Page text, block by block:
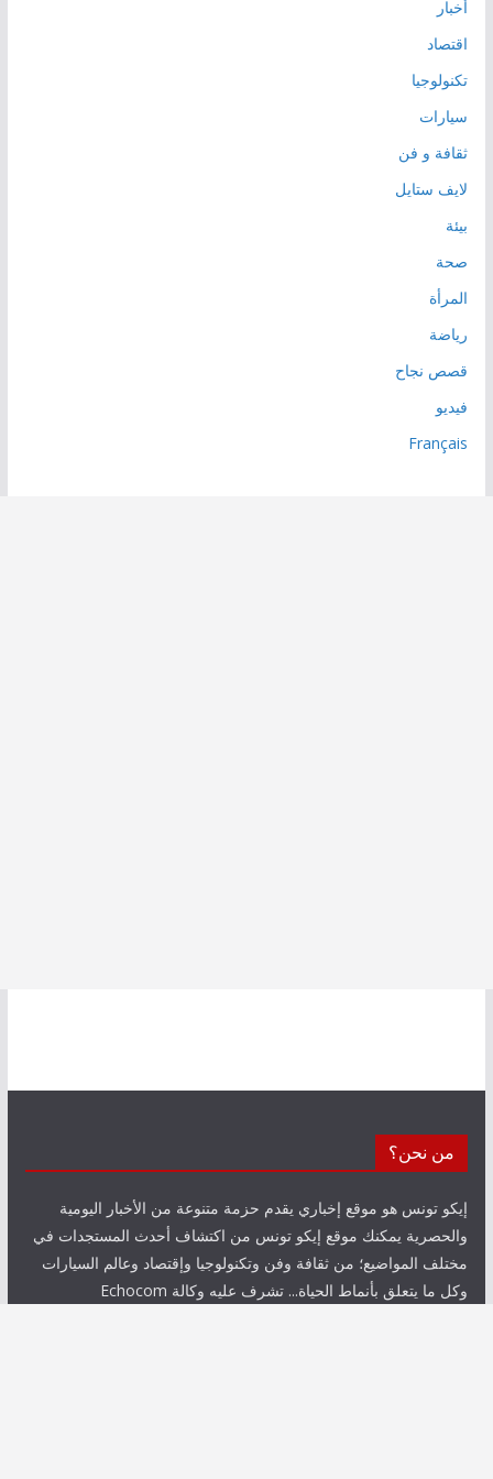
أخبار
اقتصاد
تكنولوجيا
سيارات
ثقافة و فن
لايف ستايل
بيئة
صحة
المرأة
رياضة
قصص نجاح
فيديو
Français
من نحن؟
إيكو تونس هو موقع إخباري يقدم حزمة متنوعة من الأخبار اليومية
والحصرية يمكنك موقع إيكو تونس من اكتشاف أحدث المستجدات في
مختلف المواضيع؛ من ثقافة وفن وتكنولوجيا وإقتصاد وعالم السيارات
وكل ما يتعلق بأنماط الحياة... تشرف عليه وكالة Echocom